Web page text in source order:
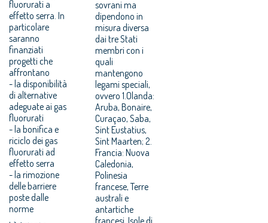
fluorurati a
effetto serra. In
particolare
saranno
finanziati
progetti che
affrontano
- la disponibilità
di alternative
adeguate ai gas
fluorurati
- la bonifica e
riciclo dei gas
fluorurati ad
effetto serra
- la rimozione
delle barriere
poste dalle
norme
sovrani ma
dipendono in
misura diversa
dai tre Stati
membri con i
quali
mantengono
legami speciali,
ovvero 1.Olanda:
Aruba, Bonaire,
Curaçao, Saba,
Sint Eustatius,
Sint Maarten; 2.
Francia: Nuova
Caledonia,
Polinesia
francese, Terre
australi e
antartiche
francesi, Isole di